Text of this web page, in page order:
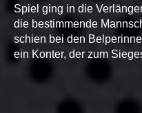
Spiel ging in die
die bestimmende
schien bei den
ein Konter, der zum